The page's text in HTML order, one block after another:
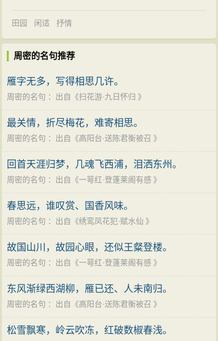
田园 闲适 抒情
周密的名句推荐
雁字无多，写得相思几许。
周密的名句 ：出自《扫花游·九日怀归 》
最关情，折尽梅花，难寄相思。
周密的名句 ：出自《高阳台·送陈君衡被召 》
回首天涯归梦，几魂飞西浦，泪洒东州。
周密的名句 ：出自《一萼红·登蓬莱阁有感 》
春思远，谁叹赏、国香风味。
周密的名句 ：出自《绣鸾凤花犯·赋水仙 》
故国山川，故园心眼，还似王粲登楼。
周密的名句 ：出自《一萼红·登蓬莱阁有感 》
东风渐绿西湖柳，雁已还、人未南归。
周密的名句 ：出自《高阳台·送陈君衡被召 》
松雪飘寒，岭云吹冻，红破数椒春浅。